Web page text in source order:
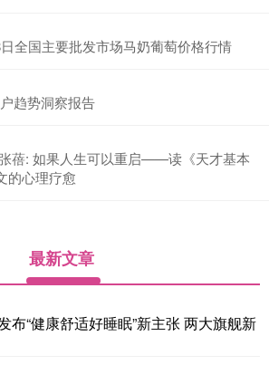
全国主要批发市场马奶葡萄价格行情
趋势洞察报告
蓓: 如果人生可以重启——读《天才基本
的心理疗愈
最新文章
布“健康舒适好睡眠”新主张 两大旗舰新